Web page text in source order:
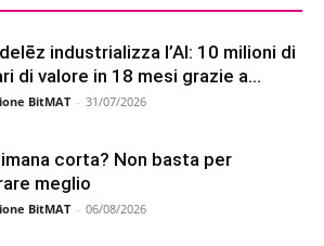
industrializza l’AI: 10 milioni di
di valore in 18 mesi grazie a...
BitMAT - 31/07/2026
corta? Non basta per
meglio
BitMAT - 06/08/2026